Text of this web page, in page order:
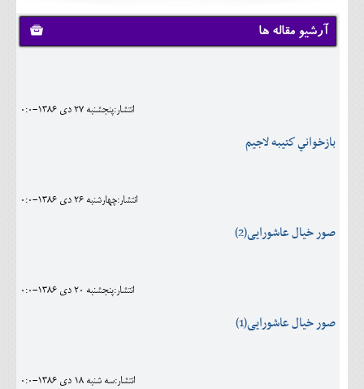
تماس با ما
وبلاگ
کلینیک
آرشیو مقاله ها
انتشار:پنجشنبه 27 دی 1386-0:0
بازخواني كتيبه لاجيم
انتشار:چهارشنبه 26 دی 1386-0:0
صور خیال عاشورایی(2)
انتشار:پنجشنبه 20 دی 1386-0:0
صور خیال عاشورایی(1)
انتشار:سه شنبه 18 دی 1386-0:0